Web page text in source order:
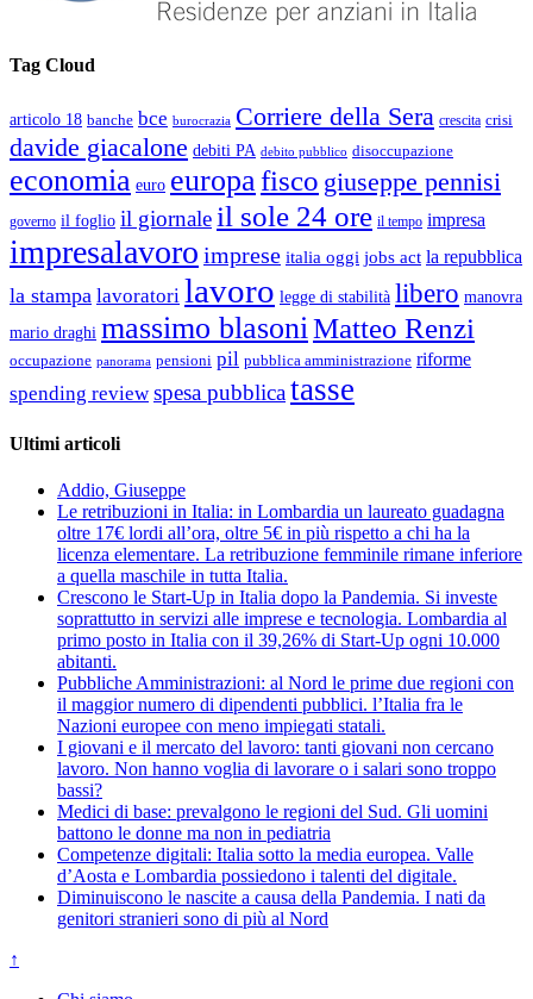
Tag Cloud
articolo 18 banche bce burocrazia Corriere della Sera crescita crisi
davide giacalone debiti PA debito pubblico disoccupazione
economia euro europa fisco giuseppe pennisi
governo il foglio il giornale il sole 24 ore il tempo impresa
impresalavoro imprese italia oggi jobs act la repubblica
la stampa lavoratori lavoro legge di stabilità libero manovra
mario draghi massimo blasoni Matteo Renzi
occupazione panorama pensioni pil pubblica amministrazione riforme
spending review spesa pubblicatasse
Ultimi articoli
Addio, Giuseppe
Le retribuzioni in Italia: in Lombardia un laureato guadagna
oltre 17€ lordi all’ora, oltre 5€ in più rispetto a chi ha la
licenza elementare. La retribuzione femminile rimane inferiore
a quella maschile in tutta Italia.
Crescono le Start-Up in Italia dopo la Pandemia. Si investe
soprattutto in servizi alle imprese e tecnologia. Lombardia al
primo posto in Italia con il 39,26% di Start-Up ogni 10.000
abitanti.
Pubbliche Amministrazioni: al Nord le prime due regioni con
il maggior numero di dipendenti pubblici. l’Italia fra le
Nazioni europee con meno impiegati statali.
I giovani e il mercato del lavoro: tanti giovani non cercano
lavoro. Non hanno voglia di lavorare o i salari sono troppo
bassi?
Medici di base: prevalgono le regioni del Sud. Gli uomini
battono le donne ma non in pediatria
Competenze digitali: Italia sotto la media europea. Valle
d’Aosta e Lombardia possiedono i talenti del digitale.
Diminuiscono le nascite a causa della Pandemia. I nati da
genitori stranieri sono di più al Nord
↑